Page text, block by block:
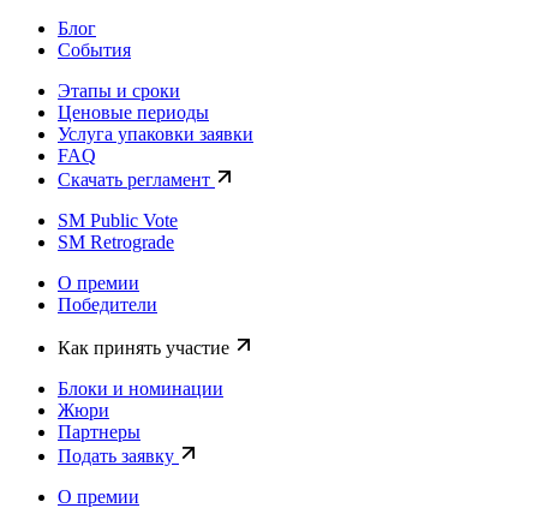
Блог
События
Этапы и сроки
Ценовые периоды
Услуга упаковки заявки
FAQ
Скачать регламент
SM Public Vote
SM Retrograde
О премии
Победители
Как принять участие
Блоки и номинации
Жюри
Партнеры
Подать заявку
О премии